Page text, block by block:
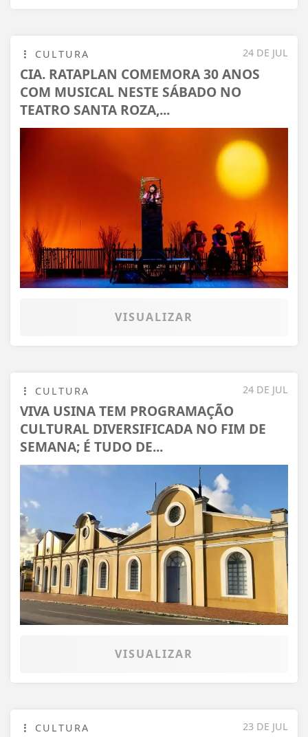
24 DE JUL
CULTURA
CIA. RATAPLAN COMEMORA 30 ANOS
COM MUSICAL NESTE SÁBADO NO
TEATRO SANTA ROZA,...
VISUALIZAR
24 DE JUL
CULTURA
VIVA USINA TEM PROGRAMAÇÃO
CULTURAL DIVERSIFICADA NO FIM DE
SEMANA; É TUDO DE...
VISUALIZAR
23 DE JUL
CULTURA